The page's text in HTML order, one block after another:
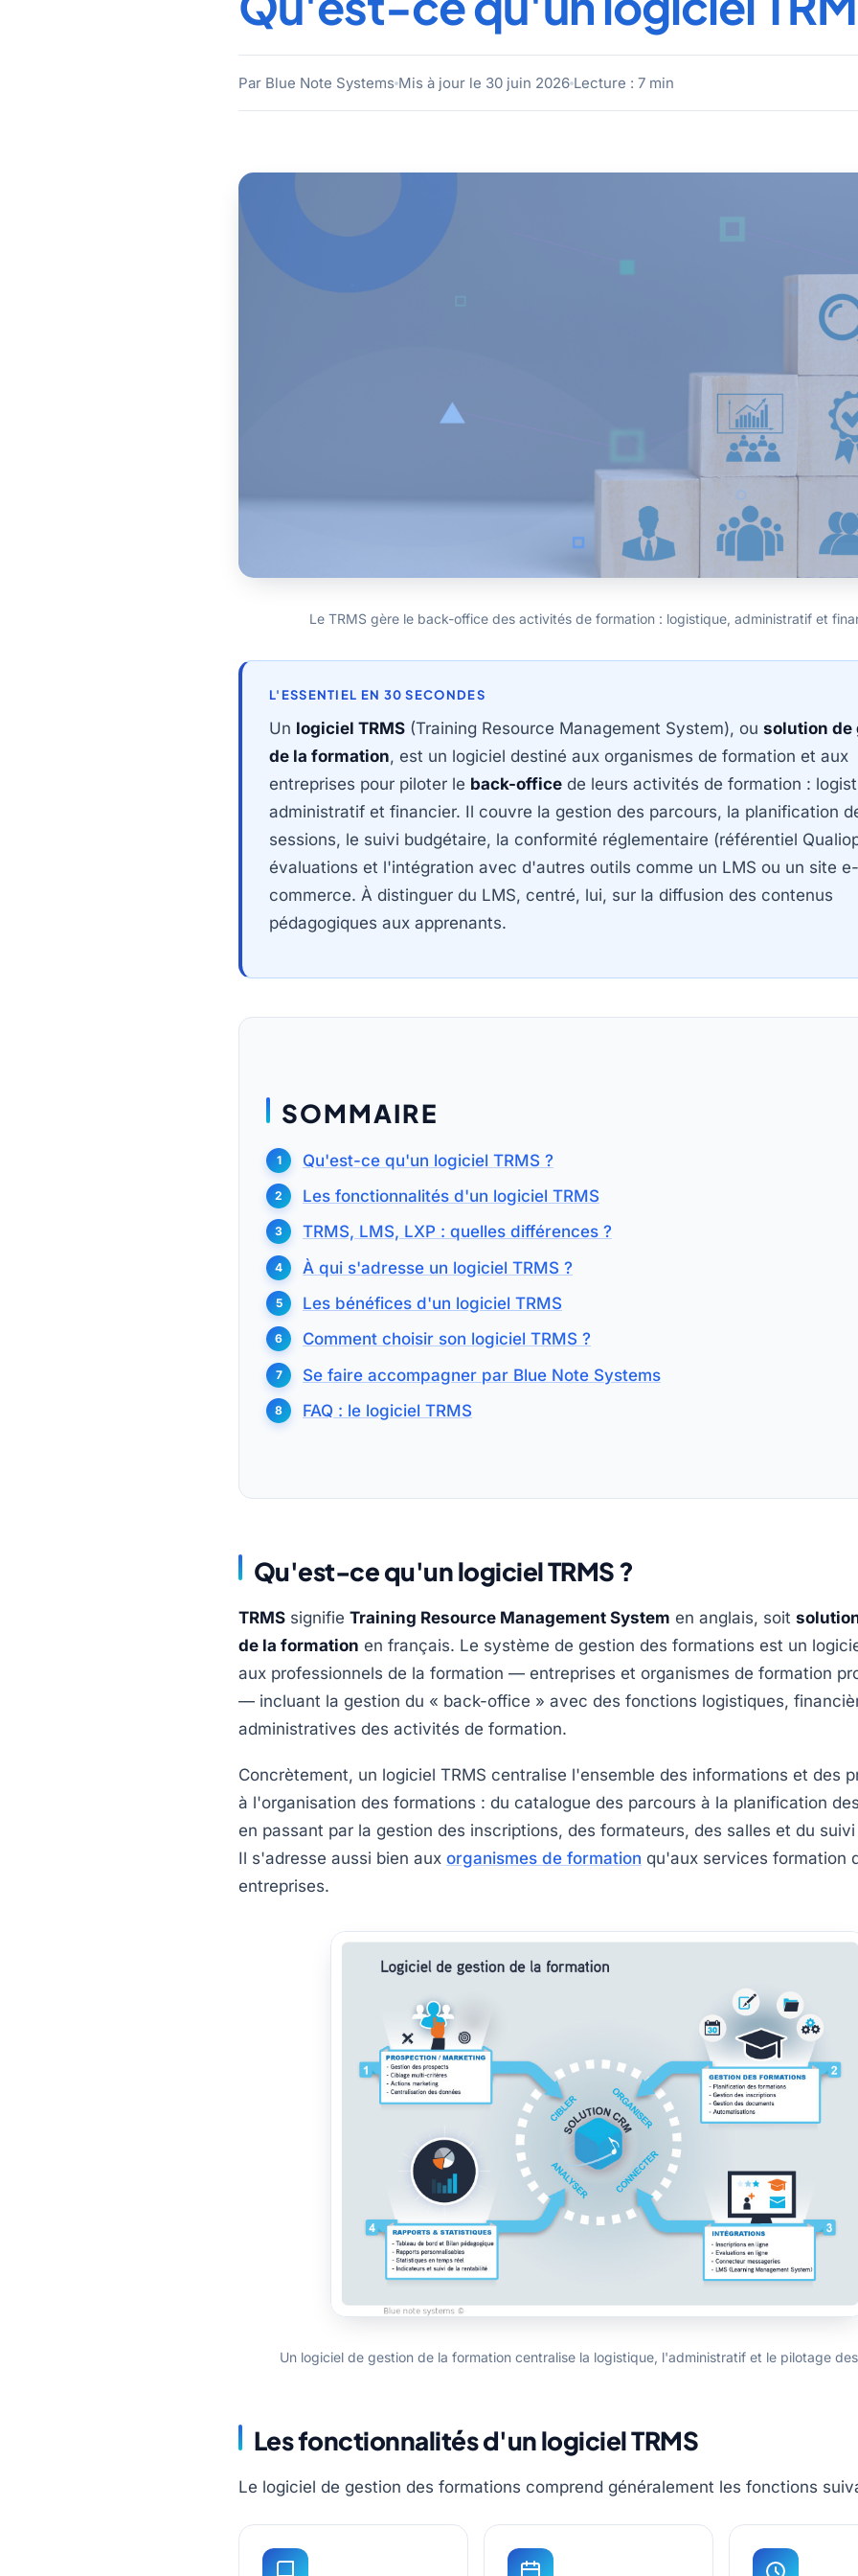
Par Blue Note Systems Mis à jour le 30 juin 2026 Lecture : 7 min
Le TRMS gère le back-office des activités de formation : logistique, administratif et
L'ESSENTIEL EN 30 SECONDES
Un logiciel TRMS (Training Resource Management System), ou solution de
de la formation, est un logiciel destiné aux organismes de formation et aux
entreprises pour piloter le back-office de leurs activités de formation :
administratif et financier. Il couvre la gestion des parcours, la planification
sessions, le suivi budgétaire, la conformité réglementaire (référentiel
évaluations et l'intégration avec d'autres outils comme un LMS ou un site e-
commerce. À distinguer du LMS, centré, lui, sur la diffusion des contenus
pédagogiques aux apprenants.
SOMMAIRE
Qu'est-ce qu'un logiciel TRMS ?
Les fonctionnalités d'un logiciel TRMS
TRMS, LMS, LXP : quelles différences ?
À qui s'adresse un logiciel TRMS ?
Les bénéfices d'un logiciel TRMS
Comment choisir son logiciel TRMS ?
Se faire accompagner par Blue Note Systems
FAQ : le logiciel TRMS
Qu'est-ce qu'un logiciel TRMS ?
TRMS signifie Training Resource Management System en anglais, soit
de la formation en français. Le système de gestion des formations est un
aux professionnels de la formation — entreprises et organismes de formation
— incluant la gestion du « back-office » avec des fonctions logistiques,
administratives des activités de formation.
Concrètement, un logiciel TRMS centralise l'ensemble des informations et des
à l'organisation des formations : du catalogue des parcours à la planification
en passant par la gestion des inscriptions, des formateurs, des salles et du
Il s'adresse aussi bien aux organismes de formation qu'aux services formation
entreprises.
Un logiciel de gestion de la formation centralise la logistique, l'administratif et le pilotage
Les fonctionnalités d'un logiciel TRMS
Le logiciel de gestion des formations comprend généralement les fonctions